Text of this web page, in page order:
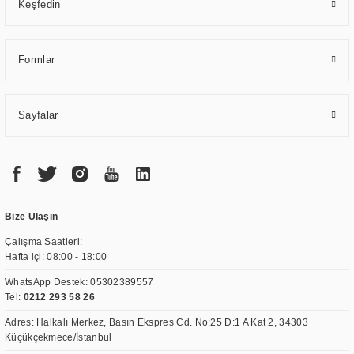
Keşfedin
Formlar
Sayfalar
Bize Ulaşın
Çalışma Saatleri:
Hafta içi: 08:00 - 18:00
WhatsApp Destek:05302389557
Tel: 0212 293 58 26
Adres: Halkalı Merkez, Basın Ekspres Cd. No:25 D:1 A Kat 2, 34303
Küçükçekmece/İstanbul